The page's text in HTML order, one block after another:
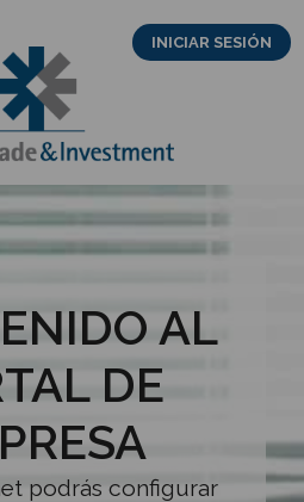
INICIAR SESIÓN
AL
DE
podrás configurar